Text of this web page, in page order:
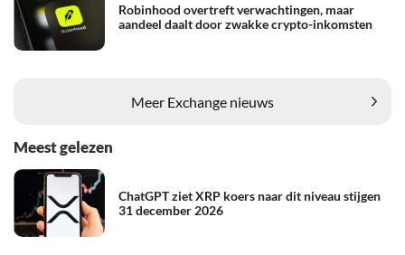
Robinhood overtreft verwachtingen, maar
aandeel daalt door zwakke crypto-inkomsten
Meer Exchange nieuws
Meest gelezen
ChatGPT ziet XRP koers naar dit niveau stijgen
31 december 2026